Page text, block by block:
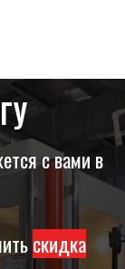
с вами в
скидка